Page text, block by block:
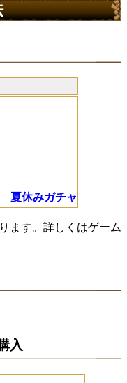
夏休みガチャ
ます。詳しくはゲーム
入